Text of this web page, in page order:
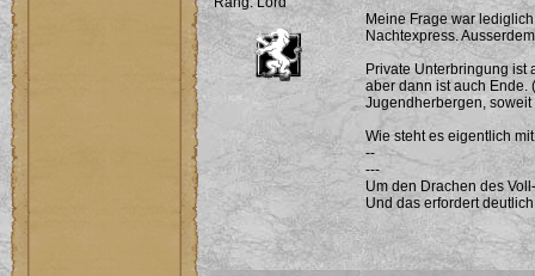
Meine Frage war
Nachtexpress.
Private Unterbringung ist
aber dann ist auch Ende.
Jugendherbergen,
Wie steht es eigentlich
--
---
Um den Drachen des
Und das erfordert